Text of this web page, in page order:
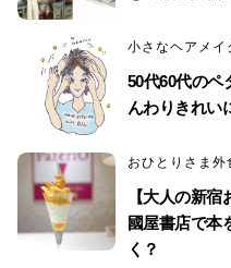
小さなヘアメイ
50代60代のペ
んわりきれい
おひとりさま外
【大人の新
國屋書店で本
く？